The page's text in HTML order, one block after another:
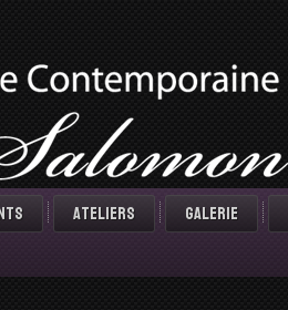
Ateliers Galerie